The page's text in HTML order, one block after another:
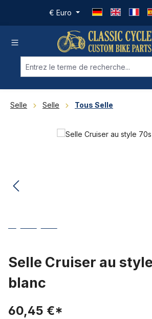
Passer au contenu principal
€ Euro
Selle Selle Tous Selle
Ignorer la galerie d'images
Selle Cruiser au
blanc
60,45 €*